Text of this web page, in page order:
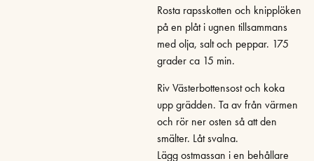
Rosta rapsskotten och knipplöken
på en plåt i ugnen tillsammans
med olja, salt och peppar. 175
grader ca 15 min.
Riv Västerbottensost och koka
upp grädden. Ta av från värmen
och rör ner osten så att den
smälter. Låt svalna.
Lägg ostmassan i en behållare